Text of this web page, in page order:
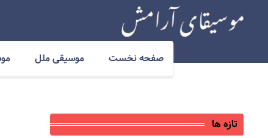
صفحه نخست موسیقی ملل
تازه ها